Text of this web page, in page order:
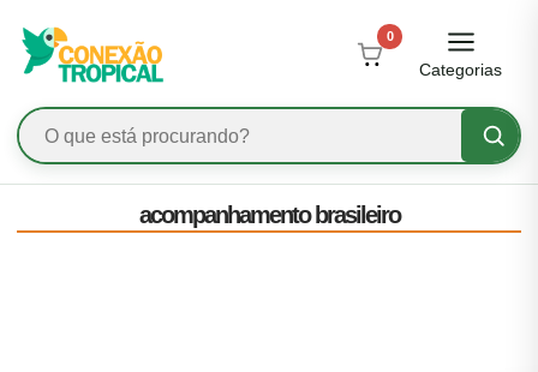
0
Categorias
acompanhamento brasileiro